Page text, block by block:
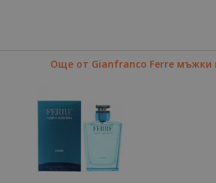
Още от Gianfranco Ferre